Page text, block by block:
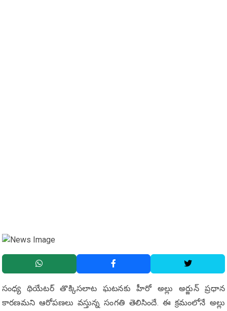
సంధ్య థియేటర్ తొక్కిసలాట ఘటనకు హీరో అల్లు అర్జున్ ప్రధాన
కారణమని ఆరోపణలు వస్తున్న సంగతి తెలిసిందే. ఈ క్రమంలోనే అల్లు